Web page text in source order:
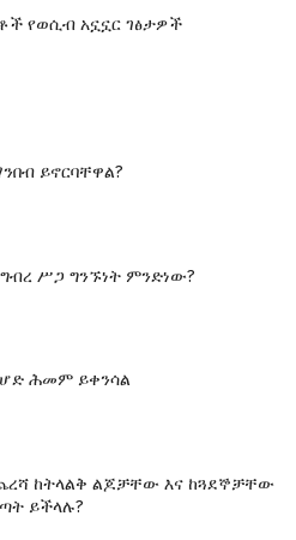
የወሲብ አኗኗር ገፅታዎች
ይኖርባቸዋል?
ሥጋ ግንኙነት ምንድነው?
ሕመም ይቀንሳል
ከትላልቅ ልጆቻቸው እና ከጓደኞቻቸው
ይችላሉ?